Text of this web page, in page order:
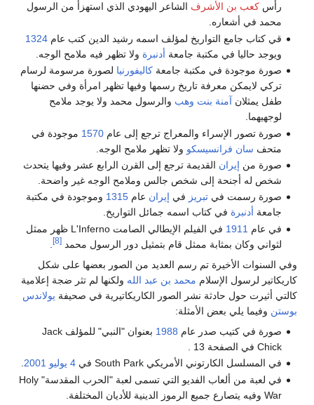
رأسكعب بن الأشرف الشاعر اليهودي الذي استهزأ من الرسول
محمد في أشعاره.
قي كتاب جامع التواريخ لمؤلف اسمه رشيد الدين كتب عام1324
ويوجد حاليا في مكتبة جامعة أدنبرة ولا تظهر فيه ملامح الوجه.
صورة موجودة في مكتبة جامعةكاليفورنيا لصورة مرسومة لرسام
تركي لايمكن معرفة تاريخ رسمها وفيها تظهر امرأة وفي حضنها
طفل يمثلان آمنة بنت وهب والرسول محمد ولا يوجد ملامح
لوجهيهما.
صورة تصور الإسراء والمعراج ترجع إلى عام1570 موجودة في
متحف سان فرانسيسكو ولا تظهر ملامح الوجه.
صورة من إيران القديمة ترجع إلى القرن الرابع عشر وفيها يتحدث
شخص له أجنحة إلى شخص جالس وملامح الوجه غير واضحة.
صورة رسمت فيتبريز في إيران عام1315 وموجودة في مكتبة
جامعة أدنبرة في كتاب اسمه جمائل التواريخ.
في عام 1911
في الفيلم الإيطالي الصامت L'Inferno ظهر ممثل
لثواني وكان بمثابة ممثل قام بتمثيل دور الرسول محمد[8]
وفي السنوات الأخيرة تم رسم العديد من الصور بعضها على شكل
كاريكاتير لرسول الإسلام محمد بن عبد الله ولكنها لم تثر ضجة إعلامية
كالتي أثيرت حول حادثة نشر الصور الكاريكاتيرية في صحيفة يولاندس
بوستن وفيما يلي بعض الأمثلة:
صورة في كتيب صدر عام 1988
بعنوان "النبي" للمؤلف Jack
Chick في الصفحة 13 .
في المسلسل الكارتوني الأمريكي South Park في
4 يوليو 2001
.
في لعبة من ألعاب الفديو التي تسمى لعبة "الحرب المقدسة" Holy
War وفيه يتصارع جميع الرموز الدينية للأديان المختلفة.